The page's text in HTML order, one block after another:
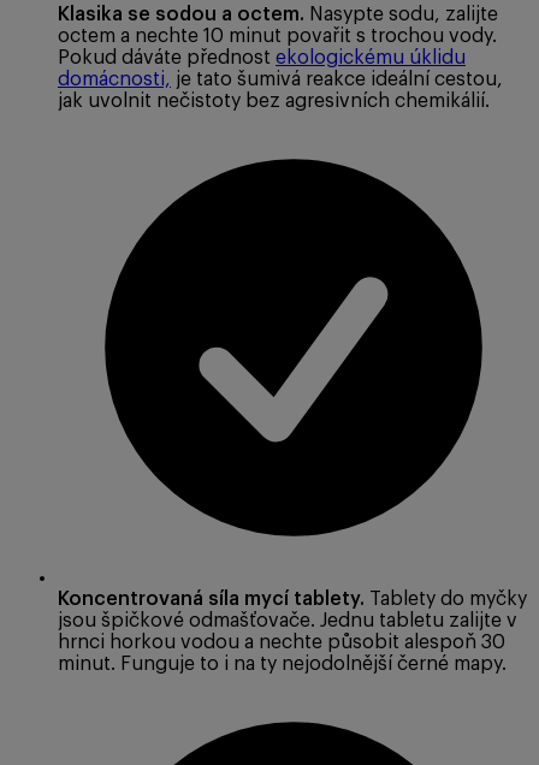
Klasika se sodou a octem. Nasypte sodu, zalijte
octem a nechte 10 minut povařit s trochou vody.
Pokud dáváte přednost ekologickému úklidu
domácnosti, je tato šumivá reakce ideální cestou,
jak uvolnit nečistoty bez agresivních chemikálií.
Koncentrovaná síla mycí tablety. Tablety do myčky
jsou špičkové odmašťovače. Jednu tabletu zalijte v
hrnci horkou vodou a nechte působit alespoň 30
minut. Funguje to i na ty nejodolnější černé mapy.